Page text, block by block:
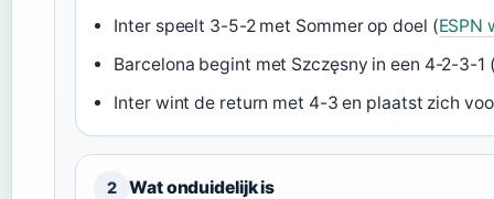
Inter speelt 3-5-2 met Sommer op doel (ESPN
Barcelona begint met Szczęsny in een 4-2-3-1
Inter wint de return met 4-3 en plaatst zich
2 Wat onduidelijk is